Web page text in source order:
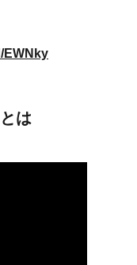
EWNky
は